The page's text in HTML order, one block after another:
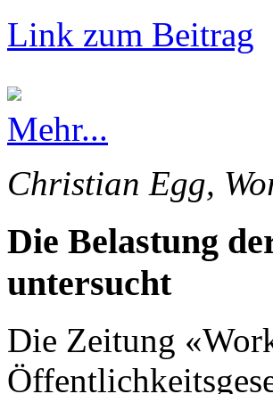
Link zum Beitrag
Mehr...
Christian Egg,
Die Belastung
untersucht
Die Zeitung